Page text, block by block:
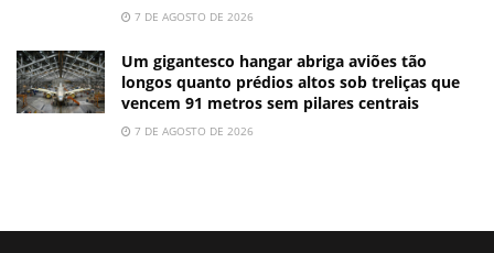
7 DE AGOSTO DE 2026
Um gigantesco hangar abriga aviões tão
longos quanto prédios altos sob treliças que
vencem 91 metros sem pilares centrais
7 DE AGOSTO DE 2026